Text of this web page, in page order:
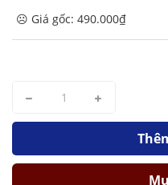
☹️ Giá gốc: 490.000₫